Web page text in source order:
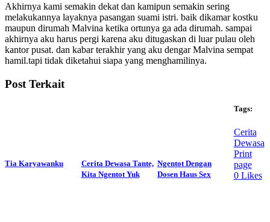
Akhirnya kami semakin dekat dan kamipun semakin sering
melakukannya layaknya pasangan suami istri. baik dikamar kostku
maupun dirumah Malvina ketika ortunya ga ada dirumah. sampai
akhirnya aku harus pergi karena aku ditugaskan di luar pulau oleh
kantor pusat. dan kabar terakhir yang aku dengar Malvina sempat
hamil.tapi tidak diketahui siapa yang menghamilinya.
Post Terkait
Tia Karyawanku
Cerita Dewasa Tante,
Kita Ngentot Yuk
Ngentot Dengan
Dosen Haus Sex
Tags:
Cerita
Dewasa
Print
page
0Likes